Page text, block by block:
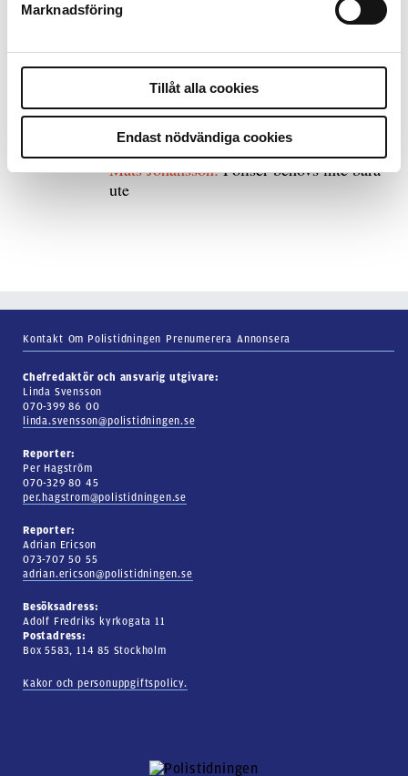
Marknadsföring
Tillåt alla cookies
Endast nödvändiga cookies
Debatt:Med för höga krav på evidens kan
polisen inte göra något alls
Mats Johansson:Poliser behövs inte bara
ute
Kontakt Om Polistidningen Prenumerera Annonsera
Chefredaktör och ansvarig utgivare:
Linda Svensson
070-399 86 00
linda.svensson@polistidningen.se
Reporter:
Per Hagström
070-329 80 45
per.hagstrom@polistidningen.se
Reporter:
Adrian Ericson
073-707 50 55
adrian.ericson@polistidningen.se
Besöksadress:
Adolf Fredriks kyrkogata 11
Postadress:
Box 5583, 114 85 Stockholm
Kakor och personuppgiftspolicy.